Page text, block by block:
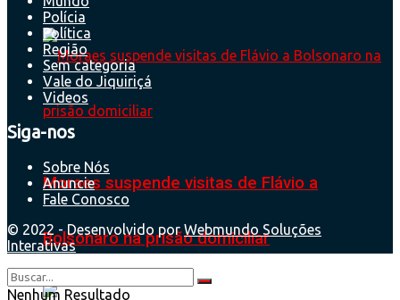
Moraes suspende visitas de Flávio a
Bolsonaro na prisão domiciliar
Polícia
Política
Região
Sem categoria
Vale do Jiquiriçá
Videos
Siga-nos
Sobre Nós
Anuncie
Fale Conosco
© 2022 - Desenvolvido porWebmundo Soluções
Interativas
Nenhum Resultado